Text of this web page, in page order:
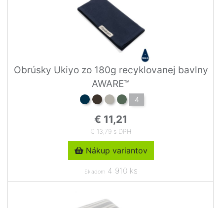
Obrúsky Ukiyo zo 180g recyklovanej bavlny
AWARE™
4
€ 11,21
€ 13,79 s DPH
Nákup variantov
Skladom4 910 ks